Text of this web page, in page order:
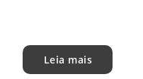
Leia mais